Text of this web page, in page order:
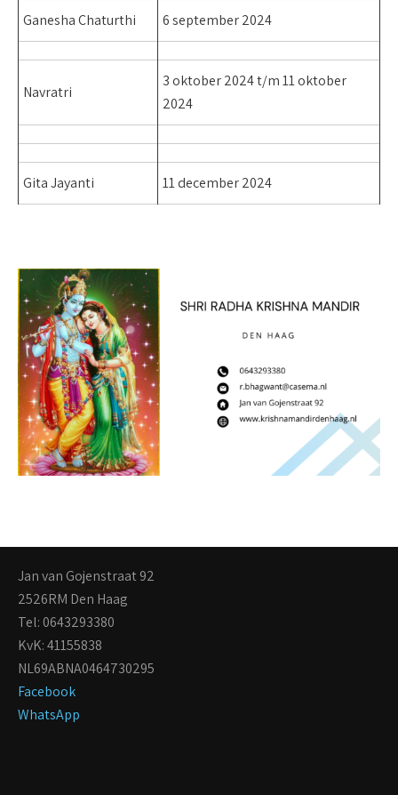
Ganesha Chaturthi 6 september 2024
Navratri
3 oktober 2024 t/m 11 oktober
2024
Gita Jayanti 11 december 2024
Jan van Gojenstraat 92
2526RM Den Haag
Tel: 0643293380
KvK: 41155838
NL69ABNA0464730295
Facebook
WhatsApp